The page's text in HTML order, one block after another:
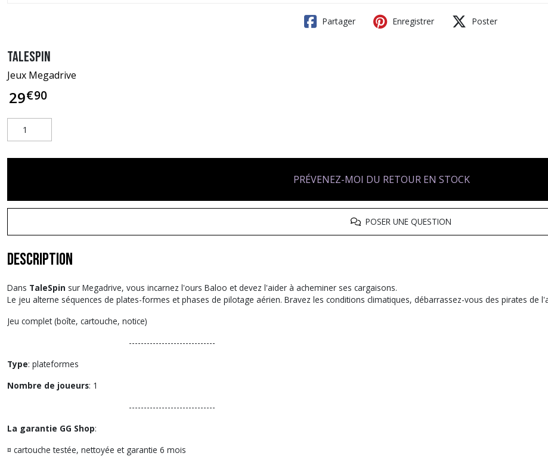
Partager Enregistrer Poster
Talespin
Jeux Megadrive
29€90
PRÉVENEZ-MOI DU RETOUR EN STOCK
POSER UNE QUESTION
Description
Dans TaleSpin sur Megadrive, vous incarnez l'ours Baloo et devez l'aider à acheminer ses cargaisons.
Le jeu alterne séquences de plates-formes et phases de pilotage aérien. Bravez les conditions climatiques, débarrassez-vous des pirates de
Jeu complet (boîte, cartouche, notice)
-----------------------------
Type: plateformes
Nombre de joueurs: 1
-----------------------------
La garantie GG Shop:
¤ cartouche testée, nettoyée et garantie 6 mois